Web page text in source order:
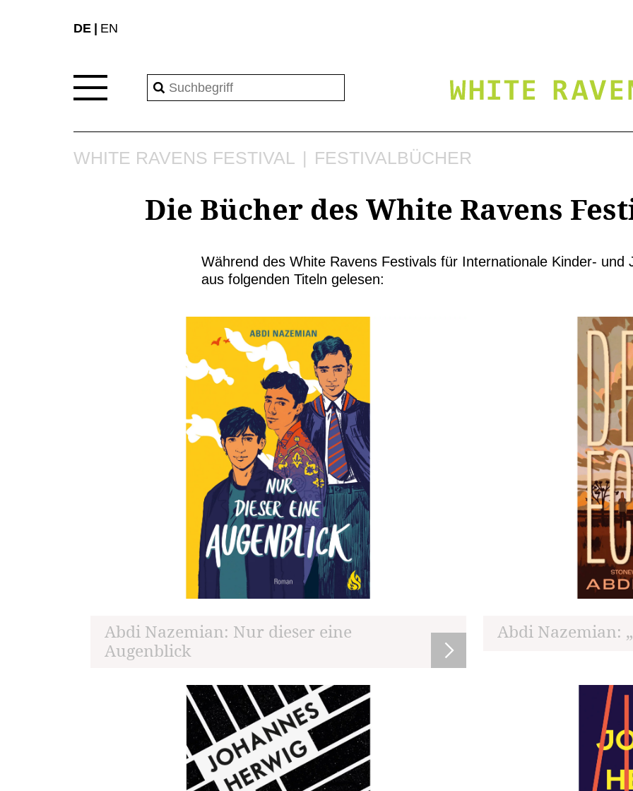
DE EN
WHITE RAVENS FESTIVAL FESTIVALBÜCHER
Die Bücher des White Ravens
Während des White Ravens Festivals für Internationale Kinder- und
aus folgenden Titeln gelesen:
Abdi Nazemian: Nur dieser eine
Augenblick
Abdi Nazemian: